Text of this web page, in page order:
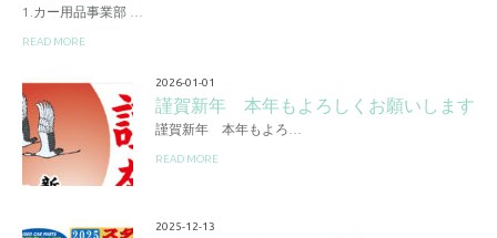
1.カー用品事業部 …
READ MORE
2026-01-01
謹賀新年 本年もよろしくお願いします
謹賀新年 本年もよろ…
READ MORE
2025-12-13